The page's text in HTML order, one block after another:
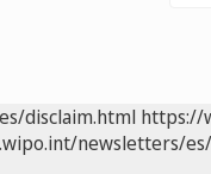
disclaim.html https://
newsletters/es/